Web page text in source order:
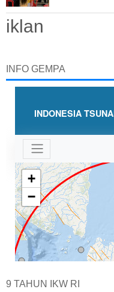
iklan
INFO GEMPA
9 TAHUN IKW RI